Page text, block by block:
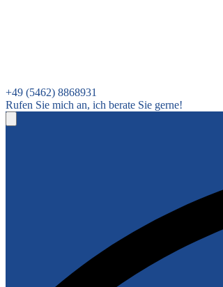
+49 (5462) 8868931
Rufen Sie mich an, ich berate Sie gerne!